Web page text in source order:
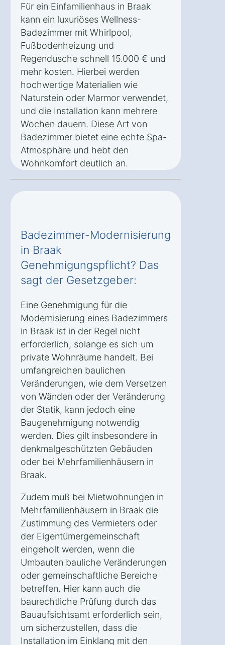
Für ein Einfamilienhaus in Braak
kann ein luxuriöses Wellness-
Badezimmer mit Whirlpool,
Fußbodenheizung und
Regendusche schnell 15.000 € und
mehr kosten. Hierbei werden
hochwertige Materialien wie
Naturstein oder Marmor verwendet,
und die Installation kann mehrere
Wochen dauern. Diese Art von
Badezimmer bietet eine echte Spa-
Atmosphäre und hebt den
Wohnkomfort deutlich an.
Badezimmer-Modernisierung
in Braak
Genehmigungspflicht? Das
sagt der Gesetzgeber:
Eine Genehmigung für die
Modernisierung eines Badezimmers
in Braak ist in der Regel nicht
erforderlich, solange es sich um
private Wohnräume handelt. Bei
umfangreichen baulichen
Veränderungen, wie dem Versetzen
von Wänden oder der Veränderung
der Statik, kann jedoch eine
Baugenehmigung notwendig
werden. Dies gilt insbesondere in
denkmalgeschützten Gebäuden
oder bei Mehrfamilienhäusern in
Braak.
Zudem muß bei Mietwohnungen in
Mehrfamilienhäusern in Braak die
Zustimmung des Vermieters oder
der Eigentümergemeinschaft
eingeholt werden, wenn die
Umbauten bauliche Veränderungen
oder gemeinschaftliche Bereiche
betreffen. Hier kann auch die
baurechtliche Prüfung durch das
Bauaufsichtsamt erforderlich sein,
um sicherzustellen, dass die
Installation im Einklang mit den